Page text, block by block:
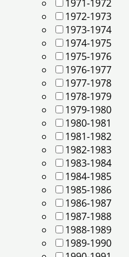
1971-1972
1972-1973
1973-1974
1974-1975
1975-1976
1976-1977
1977-1978
1978-1979
1979-1980
1980-1981
1981-1982
1982-1983
1983-1984
1984-1985
1985-1986
1986-1987
1987-1988
1988-1989
1989-1990